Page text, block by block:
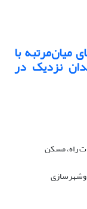
میان‌مرتبه با
نزدیک در
راه، مسکن
وشهرسازی